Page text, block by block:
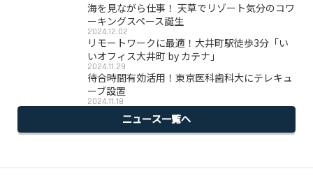
海を見ながら仕事！ 天草でリゾート気分のコワ
ーキングスペース誕生
2024.12.02
リモートワークに最適！大井町駅徒歩3分「い
いオフィス大井町 by カテナ」
2024.11.29
待合時間有効活用！東京医科歯科大にテレキュ
ーブ設置
2024.11.18
ニュース一覧へ